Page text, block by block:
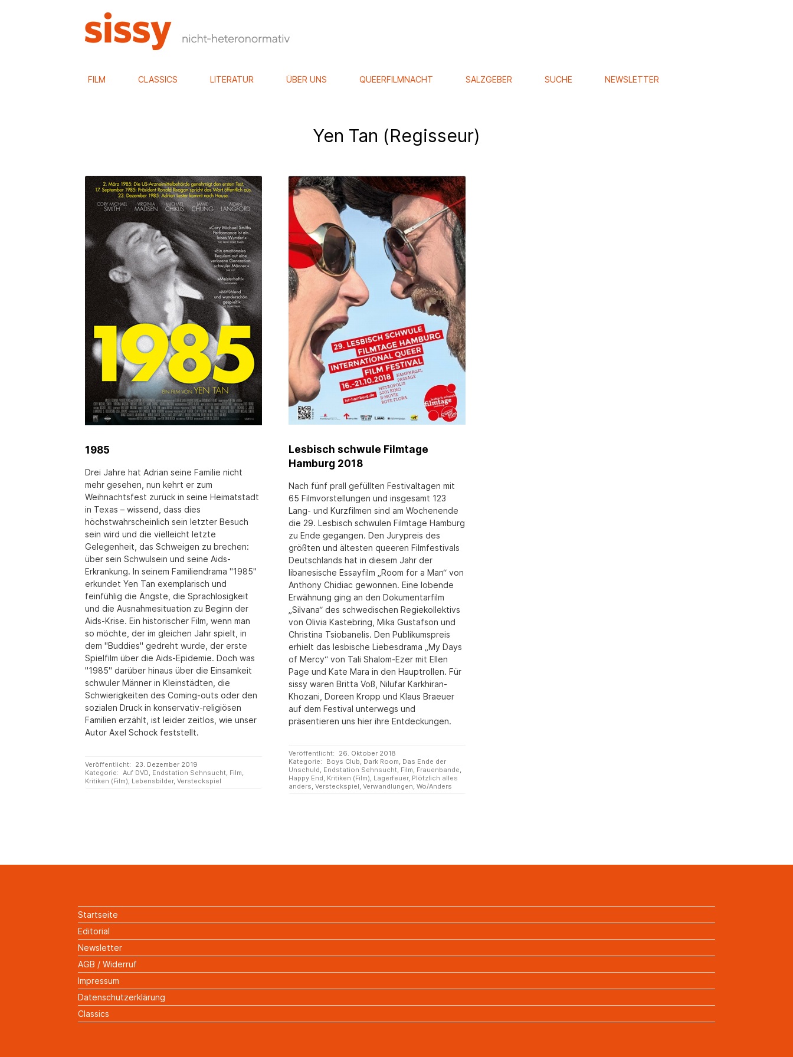
FILM CLASSICS LITERATUR ÜBER UNS QUEERFILMNACHT SALZGEBER SUCHE NEWSLETTER
Yen Tan (Regisseur)
1985
Drei Jahre hat Adrian seine Familie nicht
mehr gesehen, nun kehrt er zum
Weihnachtsfest zurück in seine Heimatstadt
in Texas ­– wissend, dass dies
höchstwahrscheinlich sein letzter Besuch
sein wird und die vielleicht letzte
Gelegenheit, das Schweigen zu brechen:
über sein Schwulsein und seine Aids-
Erkrankung. In seinem Familiendrama "1985"
erkundet Yen Tan exemplarisch und
feinfühlig die Ängste, die Sprachlosigkeit
und die Ausnahmesituation zu Beginn der
Aids-Krise. Ein historischer Film, wenn man
so möchte, der im gleichen Jahr spielt, in
dem "Buddies" gedreht wurde, der erste
Spielfilm über die Aids-Epidemie. Doch was
"1985" darüber hinaus über die Einsamkeit
schwuler Männer in Kleinstädten, die
Schwierigkeiten des Coming-outs oder den
sozialen Druck in konservativ-religiösen
Familien erzählt, ist leider zeitlos, wie unser
Autor Axel Schock feststellt.
Veröffentlicht:
23. Dezember 2019
Kategorie: Auf DVD Endstation Sehnsucht Film
Kritiken (Film) Lebensbilder,Versteckspiel
Lesbisch schwule Filmtage
Hamburg 2018
Nach fünf prall gefüllten Festivaltagen mit
65 Filmvorstellungen und insgesamt 123
Lang- und Kurzfilmen sind am Wochenende
die 29. Lesbisch schwulen Filmtage Hamburg
zu Ende gegangen. Den Jurypreis des
größten und ältesten queeren Filmfestivals
Deutschlands hat in diesem Jahr der
libanesische Essayfilm „Room for a Man“ von
Anthony Chidiac gewonnen. Eine lobende
Erwähnung ging an den Dokumentarfilm
„Silvana“ des schwedischen Regiekollektivs
von Olivia Kastebring, Mika Gustafson und
Christina Tsiobanelis. Den Publikumspreis
erhielt das lesbische Liebesdrama „My Days
of Mercy“ von Tali Shalom-Ezer mit Ellen
Page und Kate Mara in den Hauptrollen. Für
sissy waren Britta Voß, Nilufar Karkhiran-
Khozani, Doreen Kropp und Klaus Braeuer
auf dem Festival unterwegs und
präsentieren uns hier ihre Entdeckungen.
Veröffentlicht:
26. Oktober 2018
Kategorie:
Boys Club Dark Room Das Ende der
Unschuld Endstation Sehnsucht Film Frauenbande
Happy End Kritiken (Film) Lagerfeuer, Plötzlich alles
anders ,Versteckspiel ,Verwandlungen ,Wo/Anders
Startseite
Editorial
Newsletter
AGB / Widerruf
Impressum
Datenschutzerklärung
Classics